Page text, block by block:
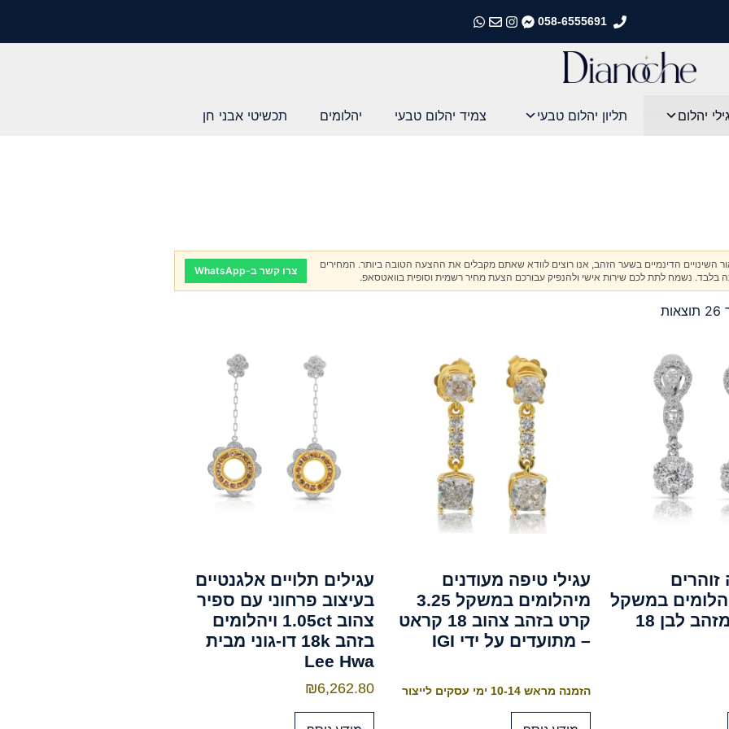
058-6555691
התקשרו אלינו
התקשרו אלינו
התקשרו אלינו
התקשרו אלינו
יהלום תליון יהלום טבעי צמיד יהלום טבעי יהלומים תכשיטי אבני חן
השינויים הדינמיים בשער הזהב, אנו רוצים לוודא שאתם מקבלים את ההצעה הטובה ביותר. המחירים
בלבד. נשמח לתת לכם שירות אישי ולהנפיק עבורכם הצעת מחיר רשמית וסופית בוואטסאפ.
צרו קשר ב-WhatsApp
זוהרים
במשקל
0.58 קרט מזהב לבן 18
עגילי טיפה מעודנים
מיהלומים במשקל 3.25
קרט בזהב צהוב 18 קראט
– מתועדים על ידי IGI
הזמנה מראש 10-14 ימי עסקים לייצור
עגילים תלויים אלגנטיים
בעיצוב פרחוני עם ספיר
צהוב 1.05ct ויהלומים
בזהב 18k דו-גוני מבית
Lee Hwa
₪6,262.80